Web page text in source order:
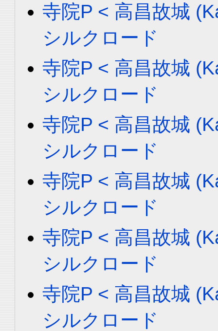
寺院P < 高昌故城
シルクロード
寺院P < 高昌故城
シルクロード
寺院P < 高昌故城
シルクロード
寺院P < 高昌故城
シルクロード
寺院P < 高昌故城
シルクロード
寺院P < 高昌故城
シルクロード